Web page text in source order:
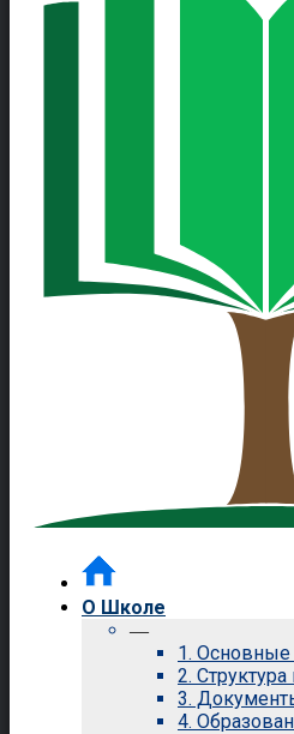
О Школе
—
1.
2.
3.
4.